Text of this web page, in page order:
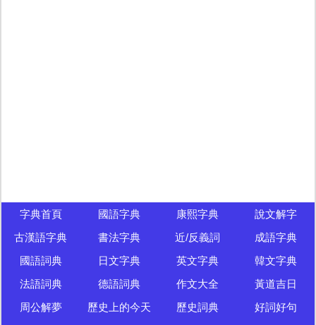
字典首頁 國語字典 康熙字典
說文解字
古漢語字典
書法字典 近/反義詞
成語字典
國語詞典
日文字典 英文字典
韓文字典
法語詞典
德語詞典 作文大全
黃道吉日
周公解夢
歷史上的今天 歷史詞典
好詞好句